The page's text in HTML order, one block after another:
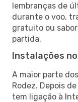
lembranças de
durante o voo,
gratuito ou
partida.
Instalações
A maior parte
Rodez. Depois
tem ligação à